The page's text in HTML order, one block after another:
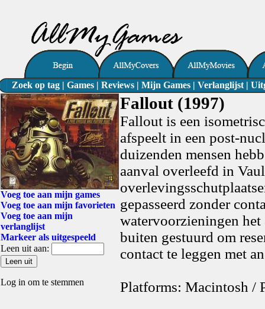
Zoek op tag | Games | Reviews | Mijn Games | Verlanglijst |
Voeg toe aan mijn games
Voeg toe aan mijn favorieten
Voeg toe aan mijn
verlanglijst
Markeer als uitgespeeld
Leen uit aan:
Log in om te stemmen
Fallout (1997)
Fallout is een
afspeelt in een post-
duizenden mensen
aanval overleefd in
gepasseerd zonder
watervoorzieningen
buiten gestuurd om
contact te leggen met
Platforms: Macintosh /